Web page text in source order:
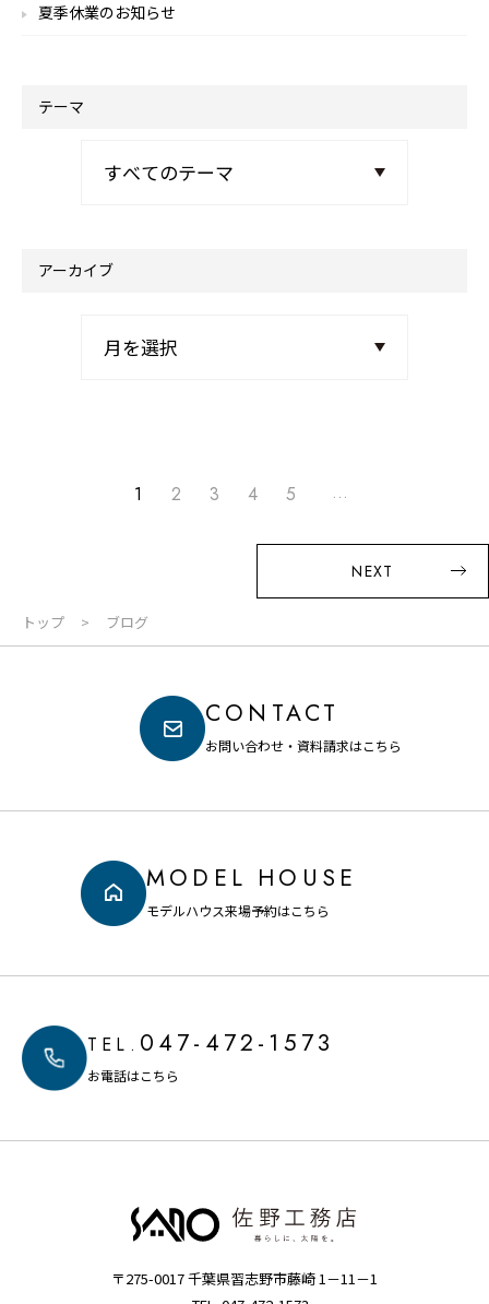
夏季休業のお知らせ
テーマ
アーカイブ
1 2 3 4 5 ...
NEXT
トップ ブログ
CONTACT
お問い合わせ・資料請求はこちら
MODEL HOUSE
モデルハウス来場予約はこちら
TEL. 047-472-1573
お電話はこちら
〒275-0017 千葉県習志野市藤崎 1－11－1